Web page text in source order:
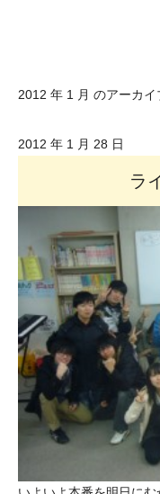
2012 年 1 月 のアーカイ
2012 年 1 月 28 日
ラ